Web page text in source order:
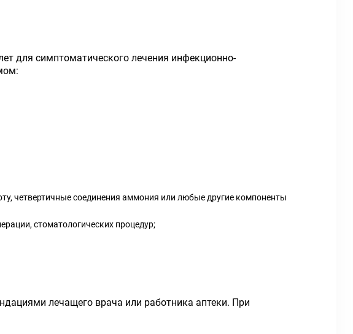
для симптоматического лечения инфекционно-
четвертичные соединения аммония или любые другие компоненты
стоматологических процедур;
лечащего врача или работника аптеки. При